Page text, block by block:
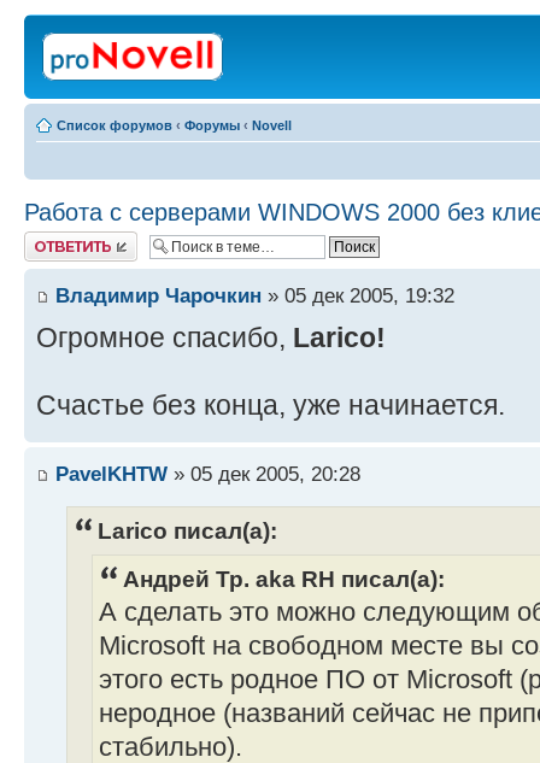
Список форумов ‹ Форумы ‹ Novell
Работа с серверами WINDOWS 2000 без
Ответить
Владимир Чарочкин » 05 дек 2005, 19:32
Огромное спасибо, Larico!
Счастье без конца, уже начинается.
PavelKHTW » 05 дек 2005, 20:28
Larico писал(а):
Андрей Тр. aka RH писал(а):
А сделать это можно следующим
Microsoft на свободном месте вы
этого есть родное ПО от Microsoft
неродное (названий сейчас не
стабильно).